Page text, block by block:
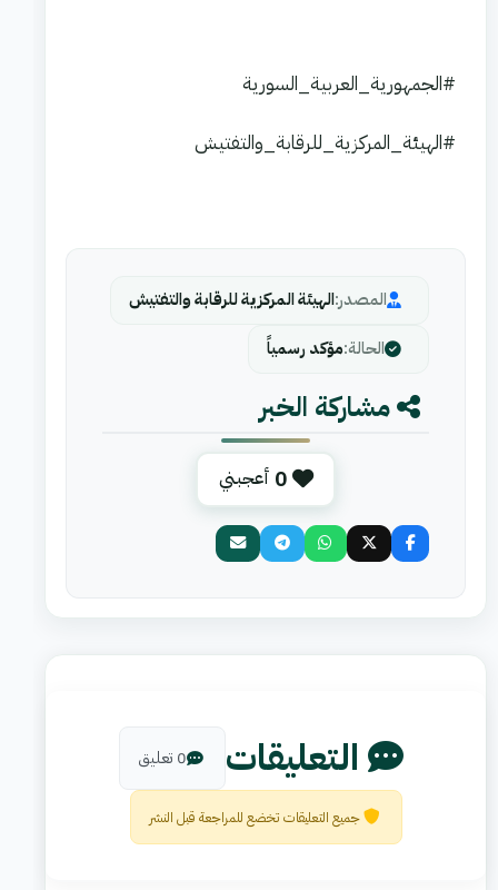
#الجمهورية_العربية_السورية
#الهيئة_المركزية_للرقابة_والتفتيش
المصدر:الهيئة المركزية للرقابة والتفتيش
الحالة:مؤكد رسمياً
مشاركة الخبر
0 أعجبني
التعليقات 0 تعليق
جميع التعليقات تخضع للمراجعة قبل النشر